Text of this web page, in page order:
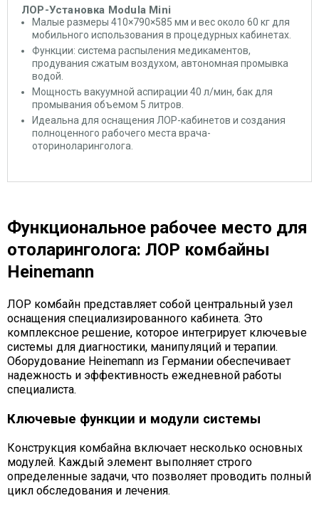
ЛОР-Установка Modula Mini
Малые размеры 410×790×585 мм и вес около 60 кг для
мобильного использования в процедурных кабинетах.
Функции: система распыления медикаментов,
продувания сжатым воздухом, автономная промывка
водой.
Мощность вакуумной аспирации 40 л/мин, бак для
промывания объемом 5 литров.
Идеальна для оснащения ЛОР-кабинетов и создания
полноценного рабочего места врача-
оториноларинголога.
Функциональное рабочее место для
отоларинголога: ЛОР комбайны
Heinemann
ЛОР комбайн представляет собой центральный узел
оснащения специализированного кабинета. Это
комплексное решение, которое интегрирует ключевые
системы для диагностики, манипуляций и терапии.
Оборудование Heinemann из Германии обеспечивает
надежность и эффективность ежедневной работы
специалиста.
Ключевые функции и модули системы
Конструкция комбайна включает несколько основных
модулей. Каждый элемент выполняет строго
определенные задачи, что позволяет проводить полный
цикл обследования и лечения.